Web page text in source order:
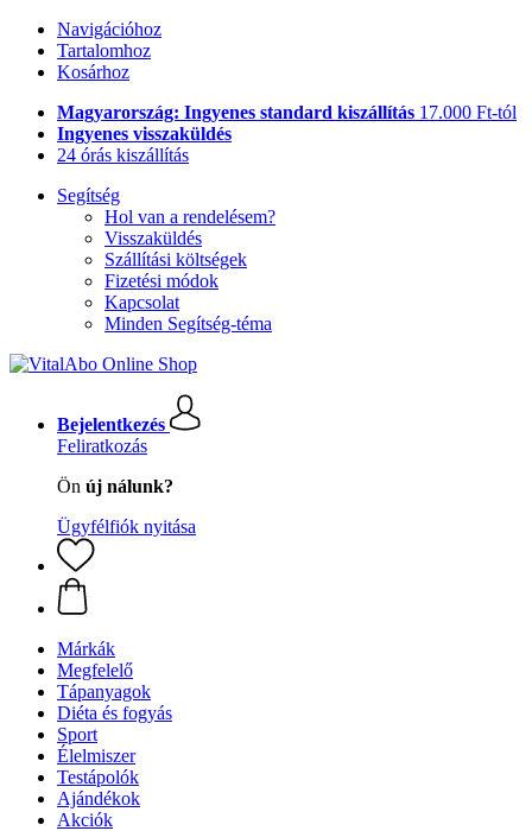
Navigációhoz
Tartalomhoz
Kosárhoz
Magyarország: Ingyenes standard kiszállítás 17.000 Ft-tól
Ingyenes visszaküldés
24 órás kiszállítás
Segítség
Hol van a rendelésem?
Visszaküldés
Szállítási költségek
Fizetési módok
Kapcsolat
Minden Segítség-téma
Bejelentkezés
Feliratkozás
Ön új nálunk?
Ügyfélfiók nyitása
Márkák
Megfelelő
Tápanyagok
Diéta és fogyás
Sport
Élelmiszer
Testápolók
Ajándékok
Akciók